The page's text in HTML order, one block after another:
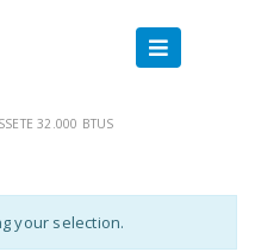
32.000 BTUS
your selection.